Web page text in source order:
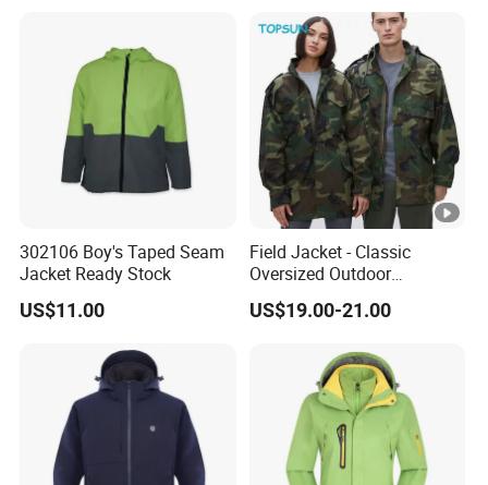
302106 Boy's Taped Seam
Jacket Ready Stock
US$11.00
Field Jacket - Classic
Oversized Outdoor
Waterproof /Windproof
Winter Field Coat
US$19.00-21.00